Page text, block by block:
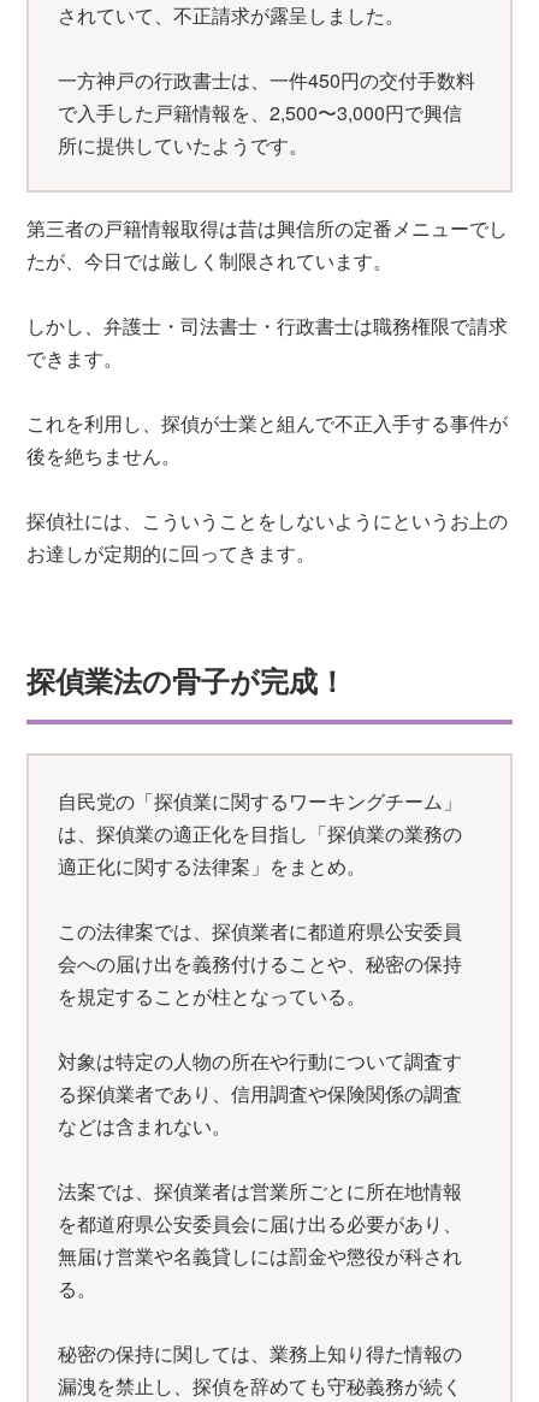
されていて、不正請求が露呈しました。
一方神戸の行政書士は、一件450円の交付手数料
で入手した戸籍情報を、2,500〜3,000円で興信
所に提供していたようです。
第三者の戸籍情報取得は昔は興信所の定番メニューでし
たが、今日では厳しく制限されています。
しかし、弁護士・司法書士・行政書士は職務権限で請求
できます。
これを利用し、探偵が士業と組んで不正入手する事件が
後を絶ちません。
探偵社には、こういうことをしないようにというお上の
お達しが定期的に回ってきます。
探偵業法の骨子が完成！
自民党の「探偵業に関するワーキングチーム」
は、探偵業の適正化を目指し「探偵業の業務の
適正化に関する法律案」をまとめ。
この法律案では、探偵業者に都道府県公安委員
会への届け出を義務付けることや、秘密の保持
を規定することが柱となっている。
対象は特定の人物の所在や行動について調査す
る探偵業者であり、信用調査や保険関係の調査
などは含まれない。
法案では、探偵業者は営業所ごとに所在地情報
を都道府県公安委員会に届け出る必要があり、
無届け営業や名義貸しには罰金や懲役が科され
る。
秘密の保持に関しては、業務上知り得た情報の
漏洩を禁止し、探偵を辞めても守秘義務が続く